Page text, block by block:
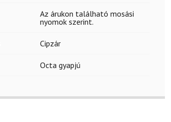
Az árukon található mosási
nyomok szerint.
Cipzár
Octa gyapjú